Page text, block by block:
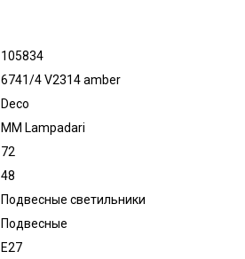
105834
6741/4 V2314 amber
Deco
MM Lampadari
72
48
Подвесные светильники
Подвесные
E27